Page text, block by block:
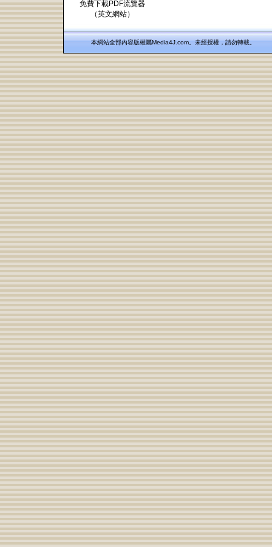
免費下載PDF流覽器
（英文網站）
本網站全部內容版權屬Media4J.com。未經授權，請勿轉載。